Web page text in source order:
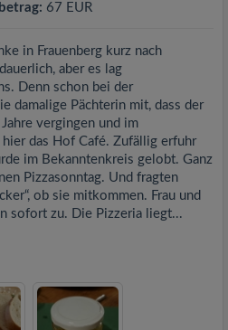
67 EUR
in Frauenberg kurz nach
aber es lag
Denn schon bei der
damalige Pächterin mit, dass der
vergingen und im
das Hof Café. Zufällig erfuhr
im Bekanntenkreis gelobt. Ganz
Pizzasonntag. Und fragten
ob sie mitkommen. Frau und
sofort zu. Die Pizzeria liegt...